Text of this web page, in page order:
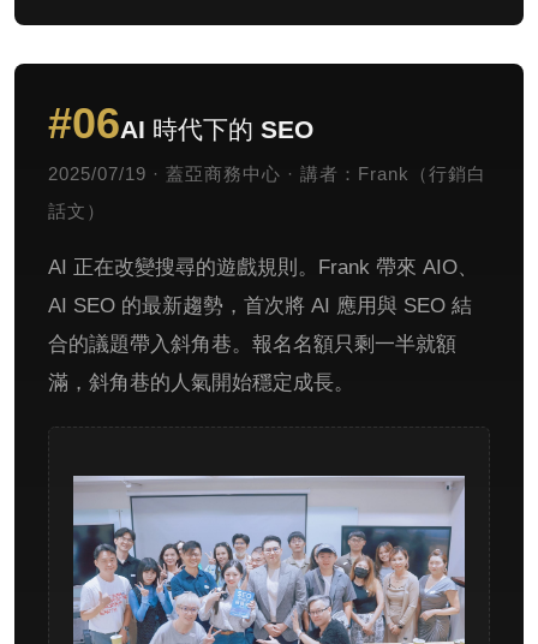
#06AI 時代下的 SEO
2025/07/19 · 蓋亞商務中心 · 講者：Frank（行銷白
話文）
AI 正在改變搜尋的遊戲規則。Frank 帶來 AIO、
AI SEO 的最新趨勢，首次將 AI 應用與 SEO 結
合的議題帶入斜角巷。報名名額只剩一半就額
滿，斜角巷的人氣開始穩定成長。